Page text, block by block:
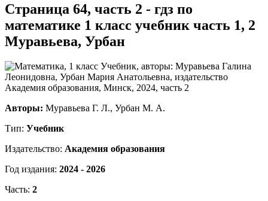
Страница 64, часть 2 - гдз по
математике 1 класс учебник часть 1, 2
Муравьева, Урбан
Авторы: Муравьева Г. Л., Урбан М. А.
Тип: Учебник
Издательство: Академия образования
Год издания: 2024 - 2026
Часть: 2